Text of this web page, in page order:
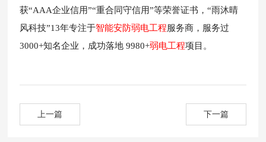
获“AAA企业信用”“重合同守信用”等荣誉证书，“雨沐晴
风科技”13年专注于智能安防弱电工程 服务商，服务过
3000+知名企业，成功落地 9980+弱电工程项目。
上一篇 下一篇